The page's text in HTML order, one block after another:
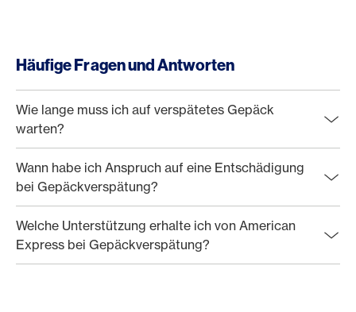
Häufige Fragen und Antworten
Wie lange muss ich auf verspätetes Gepäck
warten?
Wann habe ich Anspruch auf eine Entschädigung
bei Gepäckverspätung?
Welche Unterstützung erhalte ich von American
Express bei Gepäckverspätung?